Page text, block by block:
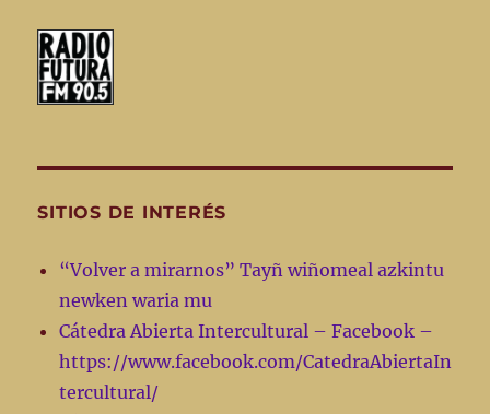
SITIOS DE INTERÉS
“Volver a mirarnos” Tayñ wiñomeal azkintu
newken waria mu
Cátedra Abierta Intercultural – Facebook –
https://www.facebook.com/CatedraAbiertaIn
tercultural/